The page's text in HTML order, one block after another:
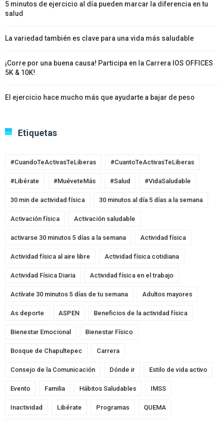
5 minutos de ejercicio al día pueden marcar la diferencia en tu
salud
La variedad también es clave para una vida más saludable
¡Corre por una buena causa! Participa en la Carrera IOS OFFICES
5K & 10K!
El ejercicio hace mucho más que ayudarte a bajar de peso
Etiquetas
#CuandoTeActivasTeLiberas #CuantoTeActivasTeLiberas
#Libérate #MuéveteMás #Salud #VidaSaludable
30 min de actividad física 30 minutos al día 5 días a la semana
Activación física Activación saludable
activarse 30 minutos 5 días a la semana Actividad física
Actividad física al aire libre Actividad física cotidiana
Actividad Física Diaria Actividad física en el trabajo
Actívate 30 minutos 5 días de tu semana Adultos mayores
As deporte ASPEN Beneficios de la actividad física
Bienestar Emocional Bienestar Físico
Bosque de Chapultepec Carrera
Consejo de la Comunicación Dónde ir Estilo de vida activo
Evento Familia Hábitos Saludables IMSS
Inactividad Libérate Programas QUEMA